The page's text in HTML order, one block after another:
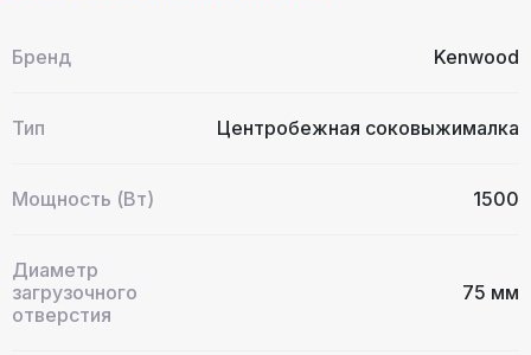
Бренд Kenwood
Тип Центробежная соковыжималка
Мощность (Вт) 1500
Диаметр
загрузочного
отверстия
75 мм